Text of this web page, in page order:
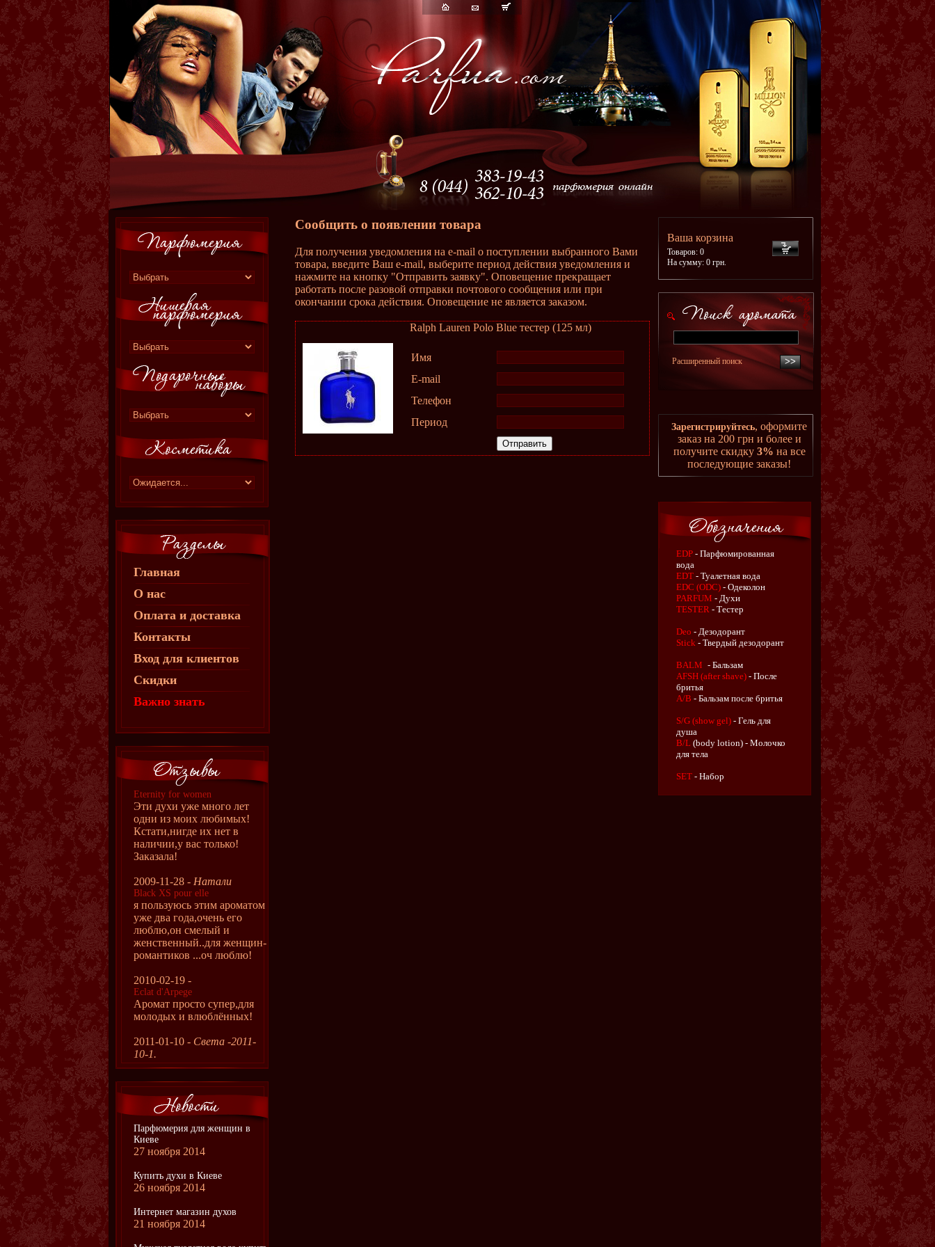
Главная
О нас
Оплата и доставка
Контакты
Вход для клиентов
Скидки
Важно знать
Eternity for women
Эти духи уже много лет
одни из моих любимых!
Кстати,нигде их нет в
наличии,у вас только!
Заказала!
2009-11-28 - Натали
Black XS pour elle
я пользуюсь этим ароматом
уже два года,очень его
люблю,он смелый и
женственный..для женщин-
романтиков ...оч люблю!
2010-02-19 -
Eclat d'Arpege
Аромат просто супер,для
молодых и влюблённых!
2011-01-10 - Света -2011-
10-1.
Парфюмерия для женщин в
Киеве
27 ноября 2014
Купить духи в Киеве
26 ноября 2014
Интернет магазин духов
21 ноября 2014
Сообщить о появлении товара
Для получения уведомления на e-mail о поступлении выбранного Вами
товара, введите Ваш e-mail, выберите период действия уведомления и
нажмите на кнопку "Отправить заявку". Оповещение прекращает
работать после разовой отправки почтового сообщения или при
окончании срока действия. Оповещение не является заказом.
Ralph Lauren Polo Blue тестер (125 мл)
Имя
E-mail
Телефон
Период
Ваша корзина
Товаров: 0
На сумму: 0 грн.
Расширенный поиск
Зарегистрируйтесь, оформите
заказ на 200 грн и более и
получите скидку 3% на все
последующие заказы!
EDP - Парфюмированная
вода
EDT - Туалетная вода
EDC (ODC) - Одеколон
PARFUM - Духи
TESTER - Тестер
Deo - Дезодорант
Stick - Твердый дезодорант
BALM - Бальзам
AFSH (after shave) - После
бритья
A/B - Бальзам после бритья
S/G (show gel) - Гель для
душа
B/L (body lotion) - Молочко
для тела
SET - Набор